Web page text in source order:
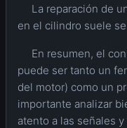
La reparación de
en el cilindro suele
En resumen, el
puede ser tanto un
del motor) como un
importante analizar
atento a las señales